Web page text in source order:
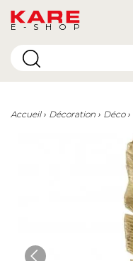
E-SHOP
Accueil Décoration Déco